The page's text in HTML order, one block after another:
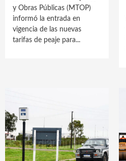
y Obras Públicas (MTOP)
informó la entrada en
vigencia de las nuevas
tarifas de peaje para...